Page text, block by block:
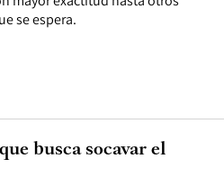
se espera.
busca socavar el